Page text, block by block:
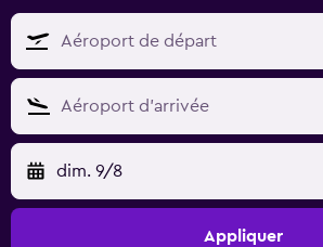
dim. 9/8
Appliquer